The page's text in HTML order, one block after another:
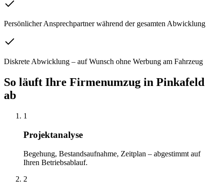
Persönlicher Ansprechpartner während der gesamten Abwicklung
Diskrete Abwicklung – auf Wunsch ohne Werbung am Fahrzeug
So läuft Ihre Firmenumzug in Pinkafeld
ab
1
Projektanalyse
Begehung, Bestandsaufnahme, Zeitplan – abgestimmt auf
Ihren Betriebsablauf.
2